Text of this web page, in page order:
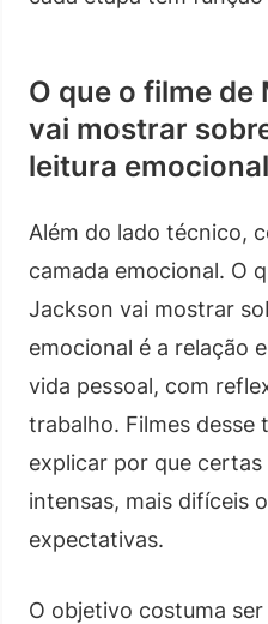
O que o filme de
vai mostrar
leitura emocional
Além do lado técnico,
camada emocional. O
Jackson vai mostrar
emocional é a relação
vida pessoal, com
trabalho. Filmes
explicar por que
intensas, mais difíceis
expectativas.
O objetivo costuma